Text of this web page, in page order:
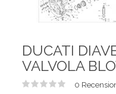
DUCATI
VALVOLA
0